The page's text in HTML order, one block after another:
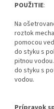
POUŽITIE:
Na
roztok
pomocou
do styku s
pitnou
do styku s
vodou.